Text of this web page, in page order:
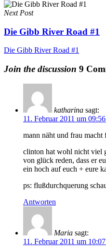
Next Post
Die Gibb River Road #1
Die Gibb River Road #1
Join the discussion 9
katharina sagt:
11. Februar 2011 um
mann näht und frau macht
clinton hat wohl nicht viel
von glück reden, dass er
ein hoch auf euch + eure
ps: flußdurchquerung
Antworten
Maria sagt:
11. Februar 2011 um